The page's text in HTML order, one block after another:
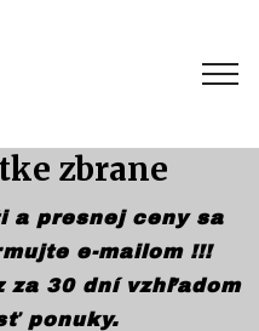
zbrane
a presnej ceny sa
e-mailom !!!
za 30 dní vzhľadom
ponuky.